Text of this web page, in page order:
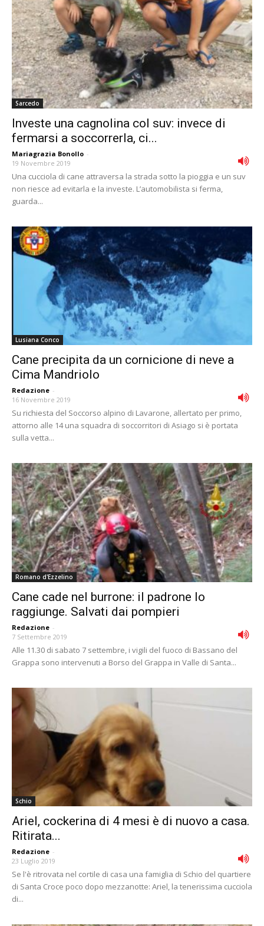
Sarcedo
Investe una cagnolina col suv: invece di
fermarsi a soccorrerla, ci...
Mariagrazia Bonollo -
19 Novembre 2019
Una cucciola di cane attraversa la strada sotto la pioggia e un suv
non riesce ad evitarla e la investe. L’automobilista si ferma,
guarda...
Lusiana Conco
Cane precipita da un cornicione di neve a
Cima Mandriolo
Redazione -
16 Novembre 2019
Su richiesta del Soccorso alpino di Lavarone, allertato per primo,
attorno alle 14 una squadra di soccorritori di Asiago si è portata
sulla vetta...
Romano d'Ezzelino
Cane cade nel burrone: il padrone lo
raggiunge. Salvati dai pompieri
Redazione -
7 Settembre 2019
Alle 11.30 di sabato 7 settembre, i vigili del fuoco di Bassano del
Grappa sono intervenuti a Borso del Grappa in Valle di Santa...
Schio
Ariel, cockerina di 4 mesi è di nuovo a casa.
Ritirata...
Redazione -
23 Luglio 2019
Se l'è ritrovata nel cortile di casa una famiglia di Schio del quartiere
di Santa Croce poco dopo mezzanotte: Ariel, la tenerissima cucciola
di...